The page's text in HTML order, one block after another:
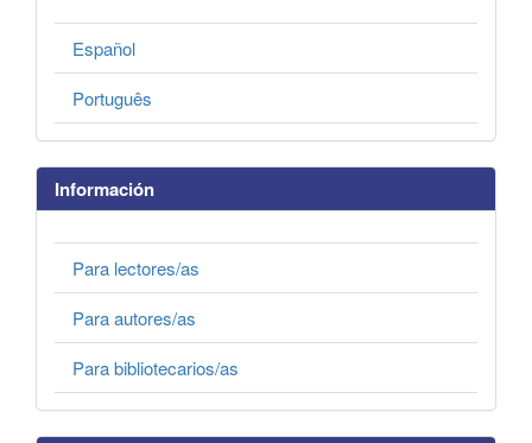
Español
Português
Información
Para lectores/as
Para autores/as
Para bibliotecarios/as